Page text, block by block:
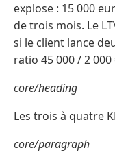
explose : 15 000
de trois mois. Le
si le client lance
ratio 45 000 / 2
core/heading
Les trois à quatre
core/paragraph